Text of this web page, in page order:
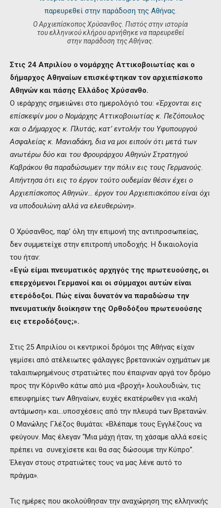
Ο Αρχιεπίσκοπος Χρύσανθος. Πιστός στην ιστορία
του ελληνικού κλήρου αρνήθηκε να παρευρεθεί
στην παράδοση της Αθήνας.
Στις 24 Απριλίου ο νομάρχης Αττικοβοιωτίας και ο
δήμαρχος Αθηναίων επισκέφτηκαν τον αρχιεπίσκοπο
Αθηνών και πάσης Ελλάδος Χρύσανθο.
Ο ιεράρχης σημειώνει στο ημε­ρολόγιό του: «Έρχονται εις
επίσκεψίν μου ο Νομάρχης Αττικοβοιωτίας κ. Πεζόπουλος
και ο Δήμαρχος κ. Πλυτάς, κατ’ εντολήν του Υφυπουργού
Ασφαλείας κ. Μανιαδάκη, δια να μοι ειπούν ότι μετά των
ανωτέρω δύο και του Φρουράρχου Αθηνών Στρατηγού
Καβράκου θα παραδώσωμεν την πόλιν εις τους Γερμανούς.
Απήντησα ότι εις το έργον τούτο ουδεμίαν θέσιν έχει ο
Αρχιεπίσκοπος Αθηνών… έργον του Αρχιεπισκόπου είναι όχι
να υποδουλώνη αλλά να ελευθερώνη»
Ο Χρύσανθος, παρ’ όλη την επιμονή της αντιπροσωπείας,
δεν συμμετείχε στην επιτροπή υποδοχής. Η δικαιολογία
του ήταν:
«Εγώ είμαι πνευματικός αρχηγός της πρωτευούσης, οι
επερχόμενοι Γερμανοί και οι σύμμαχοι αυτών είναι
ετερόδοξοι. Πώς είναι δυνατόν να παραδώσω την
πνευματικήν διοίκησιν της Ορθοδόξου πρωτευούσης
εις ετεροδόξους;».
Στις 25 Απριλίου οι κεντρικοί δρόμοι της Αθήνας είχαν
γεμίσει από ατέλειωτες φάλαγγες βρετανικών οχημάτων με
ταλαιπωρημένους στρατιώτες που έπαιρναν αργά τον δρόμο
προς την Κόρινθο κάτω από μια «βροχή» λουλουδιών, τις
επευφημίες των Αθηναίων, ευχές εκατέρωθεν για «καλή
αντάμωση» και…υποσχέσεις από την πλευρά των Βρετανών.
Ο Μανώλης Γλέζος θυμάται: «Βλέπαμε τους Εγγλέζους να
φεύγουν. Μας έλεγαν “Mια μάχη ήταν, τη χάσαμε αλλά εσείς
πρέπει να συνεχίσετε και θα σας δώσουμε την Κύπρο”.
Έλεγαν στους στρατιώτες τους να μας λένε αυτό το
πράγμα».
Τις ημέρες που ακολούθησαν την αναχώρηση της ελληνικής